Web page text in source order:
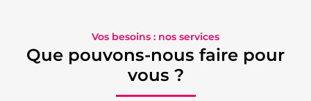
Vos besoins : nos services
Que pouvons-nous faire pour
vous ?